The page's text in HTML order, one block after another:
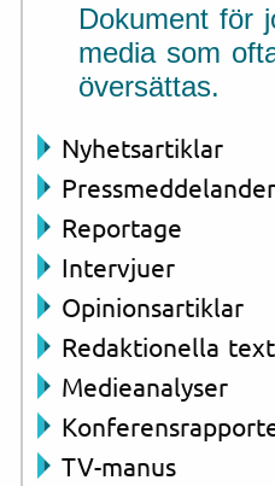
Dokument för
media som
översättas.
Nyhetsartiklar
Reportage
Intervjuer
Opinionsartiklar
Redaktionella
Medieanalyser
TV-manus